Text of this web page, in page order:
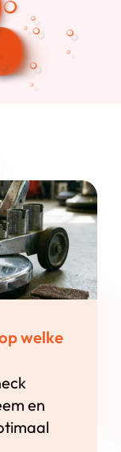
welke
en